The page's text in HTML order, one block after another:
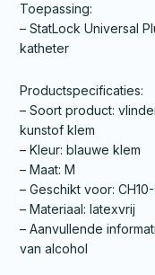
Toepassing:
– StatLock Universal
katheter
Productspecificaties:
– Soort product:
kunstof klem
– Kleur: blauwe klem
– Maat: M
– Geschikt voor: CH10-
– Materiaal: latexvrij
– Aanvullende
van alcohol